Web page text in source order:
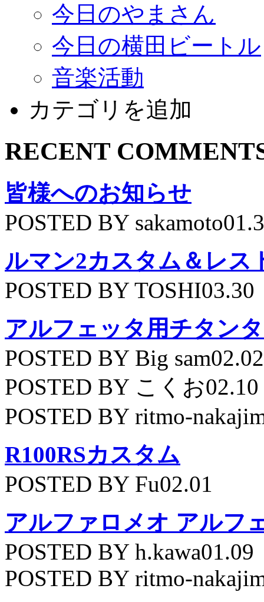
今日のやまさん
今日の横田ビートル
音楽活動
カテゴリを追加
RECENT
皆様へのお知らせ
POSTED BY
ルマン2カスタム＆レス
POSTED BY TOSHI03.30
アルフェッタ用チタン
POSTED BY Big sam02.02
POSTED BY こくお02.10
POSTED BY ritmo-
R100RSカスタム
POSTED BY Fu02.01
アルファロメオ アルフ
POSTED BY h.kawa01.09
POSTED BY ritmo-